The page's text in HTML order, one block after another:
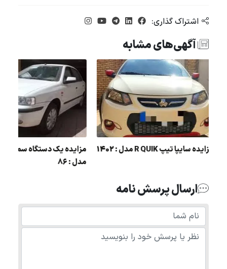
اشتراک گذاری:
آگهی‌های مشابه
مزایده یک دستگاه
مدل : 86
مزایده سايپا تيپ R QUIK مدل : 1402
ارسال پرسش نامه